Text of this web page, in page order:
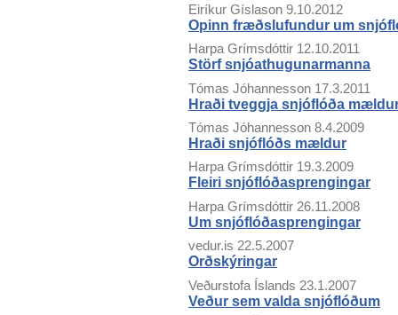
Eiríkur Gíslason 9.10.2012
Opinn fræðslufundur um
Harpa Grímsdóttir 12.10.2011
Störf snjóathugunarmanna
Tómas Jóhannesson 17.3.2011
Hraði tveggja snjóflóða
Tómas Jóhannesson 8.4.2009
Hraði snjóflóðs mældur
Harpa Grímsdóttir 19.3.2009
Fleiri snjóflóðasprengingar
Harpa Grímsdóttir 26.11.2008
Um snjóflóðasprengingar
vedur.is 22.5.2007
Orðskýringar
Veðurstofa Íslands 23.1.2007
Veður sem valda snjóflóðum